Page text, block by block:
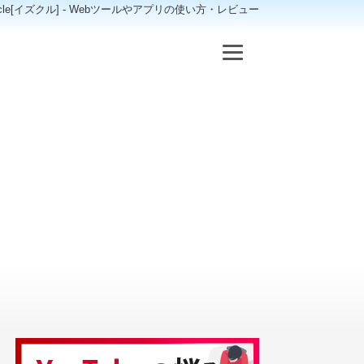
イズクル] - Webツールやアプリの使い方・レビュー